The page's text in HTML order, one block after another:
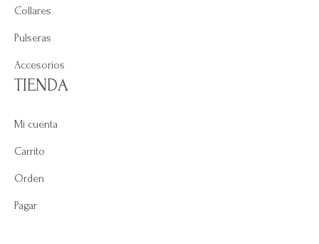
Collares
Pulseras
Accesorios
TIENDA
Mi cuenta
Carrito
Orden
Pagar